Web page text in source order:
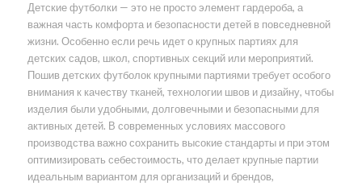
Детские футболки — это не просто элемент гардероба, а
важная часть комфорта и безопасности детей в повседневной
жизни. Особенно если речь идет о крупных партиях для
детских садов, школ, спортивных секций или мероприятий.
Пошив детских футболок крупными партиями требует особого
внимания к качеству тканей, технологии швов и дизайну, чтобы
изделия были удобными, долговечными и безопасными для
активных детей. В современных условиях массового
производства важно сохранить высокие стандарты и при этом
оптимизировать себестоимость, что делает крупные партии
идеальным вариантом для организаций и брендов,